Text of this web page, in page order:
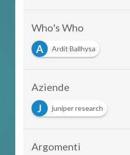
Who's Who
A
Ardit Ballhysa
Aziende
J
juniper research
Argomenti